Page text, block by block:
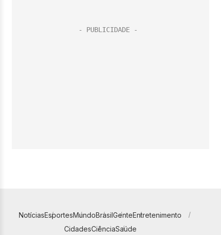
NotíciasEsportesMundoBrasilGenteEntretenimento
CidadesCiênciaSaúde